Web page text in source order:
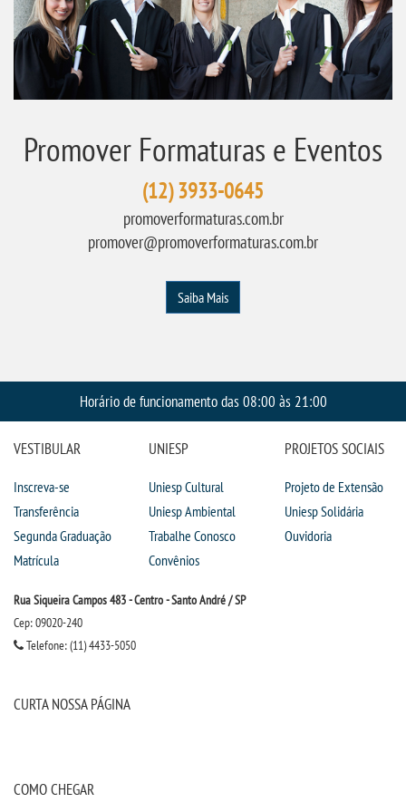
Promover Formaturas e Eventos
(12) 3933-0645
promoverformaturas.com.br
promover@promoverformaturas.com.br
Saiba Mais
Horário de funcionamento das 08:00 às 21:00
VESTIBULAR
Inscreva-se
Transferência
Segunda Graduação
Matrícula
UNIESP
Uniesp Cultural
Uniesp Ambiental
Trabalhe Conosco
Convênios
PROJETOS SOCIAIS
Projeto de Extensão
Uniesp Solidária
Ouvidoria
Rua Siqueira Campos 483 - Centro - Santo André / SP
Cep: 09020-240
Telefone: (11) 4433-5050
CURTA NOSSA PÁGINA
COMO CHEGAR